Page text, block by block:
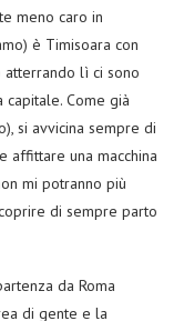
meno caro in
è Timisoara con
lì ci sono
Come già
si avvicina sempre di
affittare una macchina
mi potranno più
di sempre parto
da Roma
di gente e la